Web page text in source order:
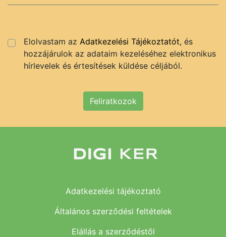
Elolvastam az Adatkezelési Tájékoztatót, és
hozzájárulok az adataim kezeléséhez elektronikus
hírlevelek és értesítések küldése céljából.
Feliratkozok
Adatkezelési tájékoztató
Általános szerződési feltételek
Elállás a szerződéstől